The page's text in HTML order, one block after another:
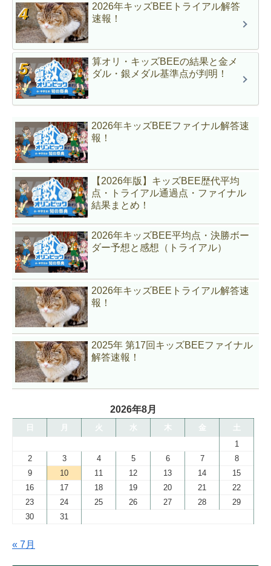
2026年キッズBEEトライアル解答
速報！
算オリ・キッズBEEの結果と金メ
ダル・銀メダル基準点が判明！
2026年キッズBEEファイナル解答速
報！
【2026年版】キッズBEE歴代平均
点・トライアル通過点・ファイナル
結果まとめ！
2026年キッズBEE平均点・決勝ボー
ダー予想と感想（トライアル）
2026年キッズBEEトライアル解答速
報！
2025年 第17回キッズBEEファイナル
解答速報！
2026年8月
日 火 水 木 金
土
1
2
3 4 5 6 7
8
9
10 11 12 13 14
15
16
17 18 19 20 21
22
23
24 25 26 27 28
29
30
31
« 7月